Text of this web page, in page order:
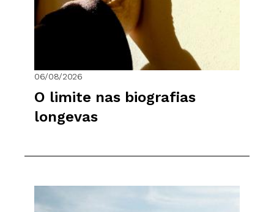
06/08/2026
O limite nas biografias
longevas